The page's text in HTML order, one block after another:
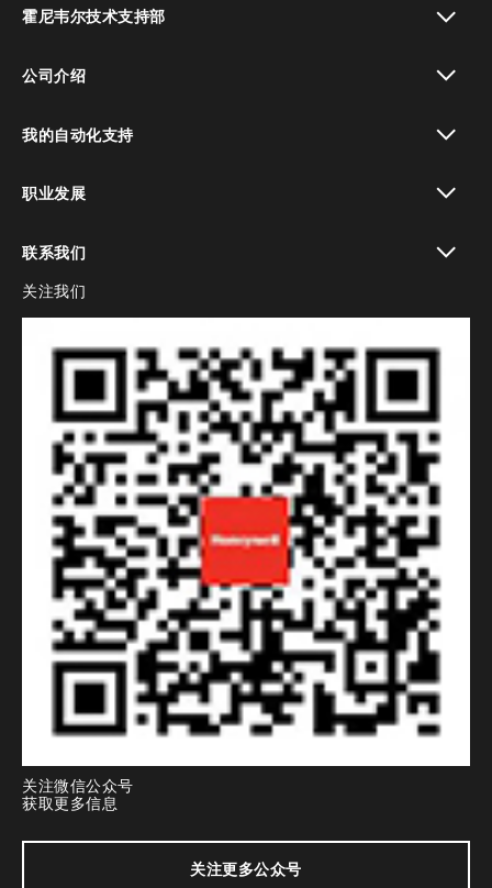
霍尼韦尔技术支持部
公司介绍
我的自动化支持
职业发展
联系我们
toggle view
关注我们
关注微信公众号
获取更多信息
关注更多公众号